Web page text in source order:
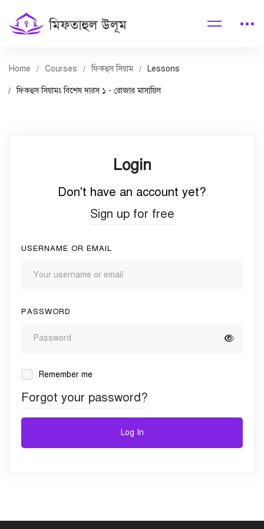
Home Courses ফিকহুস সিয়াম Lessons
ফিকহুস সিয়ামঃ বিশেষ দারস ১ - রোজার মাসায়িল
Login
Don't have an account yet?
Sign up for free
USERNAME OR EMAIL
PASSWORD
Remember me
Forgot your password?
Log In